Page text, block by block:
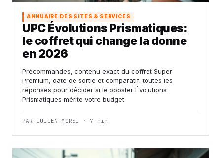
ANNUAIRE DES SITES & SERVICES
UPC Évolutions Prismatiques:
le coffret qui change la donne
en 2026
Précommandes, contenu exact du coffret Super
Premium, date de sortie et comparatif: toutes les
réponses pour décider si le booster Évolutions
Prismatiques mérite votre budget.
PAR JULIEN MOREL · 7 min